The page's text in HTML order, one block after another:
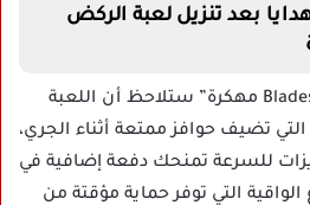
بعد تنزيل لعبة الركض
عند “تنزيل لعبة Blades Of Brim مهكرة” ستلاحظ أن اللعبة
تضيف حوافز ممتعة أثناء الجري،
للسرعة تمنحك دفعة إضافية في
الواقية التي توفر حماية مؤقتة من